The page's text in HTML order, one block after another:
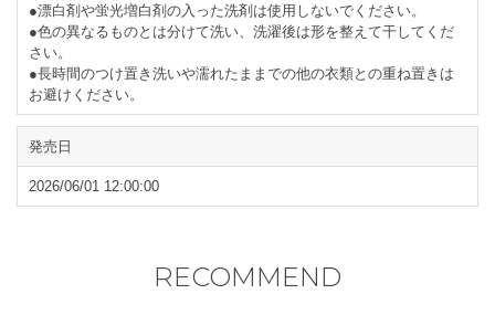
●漂白剤や蛍光増白剤の入った洗剤は使用しないでください。
●色の異なるものとは分けて洗い、洗濯後は形を整えて干してくだ
さい。
●長時間のつけ置き洗いや濡れたままでの他の衣類との重ね置きは
お避けください。
発売日
2026/06/01 12:00:00
RECOMMEND